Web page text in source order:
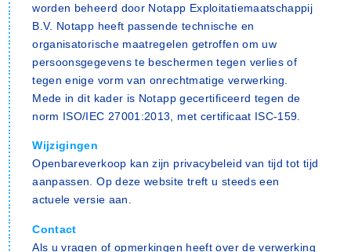
worden beheerd door Notapp Exploitatiemaatschappij
B.V. Notapp heeft passende technische en
organisatorische maatregelen getroffen om uw
persoonsgegevens te beschermen tegen verlies of
tegen enige vorm van onrechtmatige verwerking.
Mede in dit kader is Notapp gecertificeerd tegen de
norm ISO/IEC 27001:2013, met certificaat ISC-159.
Wijzigingen
Openbareverkoop kan zijn privacybeleid van tijd tot tijd
aanpassen. Op deze website treft u steeds een
actuele versie aan.
Contact
Als u vragen of opmerkingen heeft over de verwerking